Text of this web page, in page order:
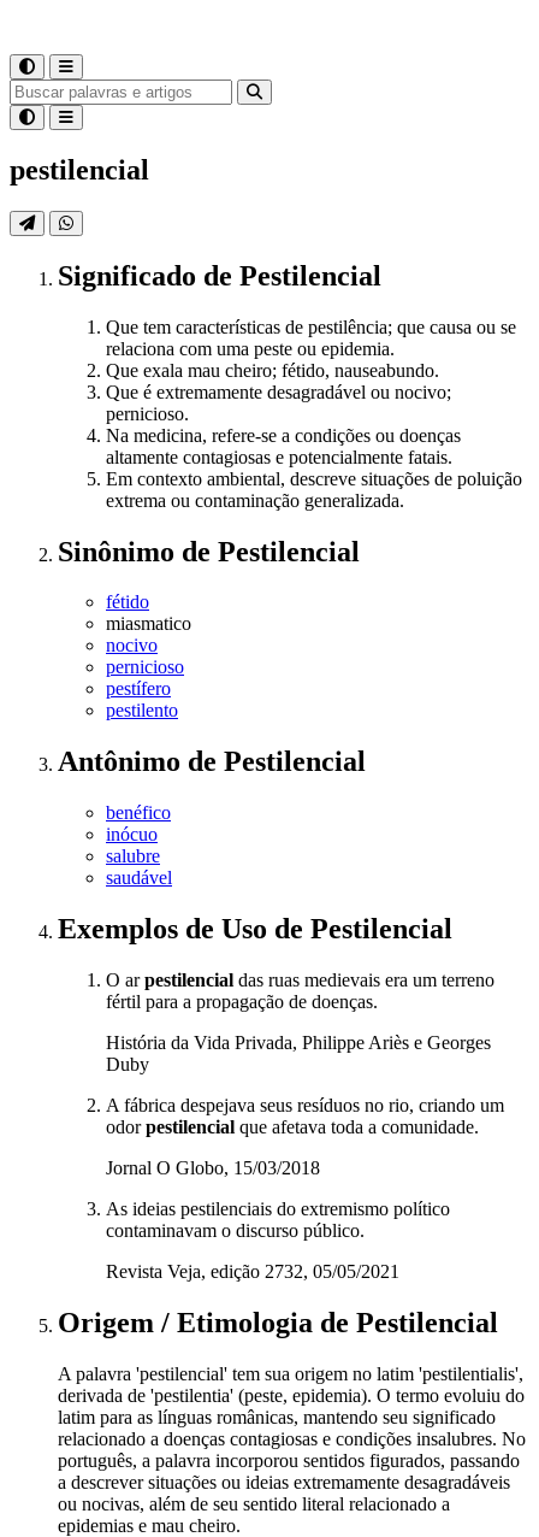
pestilencial
Significado de Pestilencial
Que tem características de pestilência; que causa ou se
relaciona com uma peste ou epidemia.
Que exala mau cheiro; fétido, nauseabundo.
Que é extremamente desagradável ou nocivo;
pernicioso.
Na medicina, refere-se a condições ou doenças
altamente contagiosas e potencialmente fatais.
Em contexto ambiental, descreve situações de poluição
extrema ou contaminação generalizada.
Sinônimo de Pestilencial
fétido
miasmatico
nocivo
pernicioso
pestífero
pestilento
Antônimo de Pestilencial
benéfico
inócuo
salubre
saudável
Exemplos de Uso de Pestilencial
O arpestilencial das ruas medievais era um terreno
fértil para a propagação de doenças.
História da Vida Privada, Philippe Ariès e Georges
Duby
A fábrica despejava seus resíduos no rio, criando um
odorpestilencial que afetava toda a comunidade.
Jornal O Globo, 15/03/2018
As ideias pestilenciais do extremismo político
contaminavam o discurso público.
Revista Veja, edição 2732, 05/05/2021
Origem / Etimologia de Pestilencial
A palavra 'pestilencial' tem sua origem no latim 'pestilentialis',
derivada de 'pestilentia' (peste, epidemia). O termo evoluiu do
latim para as línguas românicas, mantendo seu significado
relacionado a doenças contagiosas e condições insalubres. No
português, a palavra incorporou sentidos figurados, passando
a descrever situações ou ideias extremamente desagradáveis
ou nocivas, além de seu sentido literal relacionado a
epidemias e mau cheiro.